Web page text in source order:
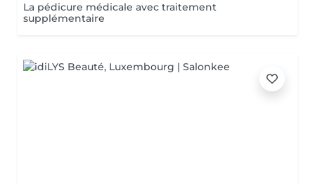
La pédicure médicale avec traitement
supplémentaire